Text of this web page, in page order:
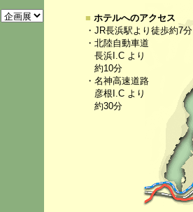
■ ホテルへのアクセス
・JR長浜駅より徒歩約7分
・北陸自動車道
長浜I.C より
約10分
・名神高速道路
彦根I.C より
約30分